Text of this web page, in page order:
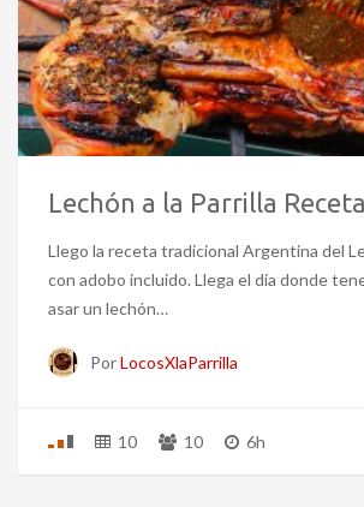
Lechón a la Parrilla Receta
Llego la receta tradicional Argentina del
con adobo incluido. Llega el día donde
asar un lechón…
PorLocosXlaParrilla
10 10 6h